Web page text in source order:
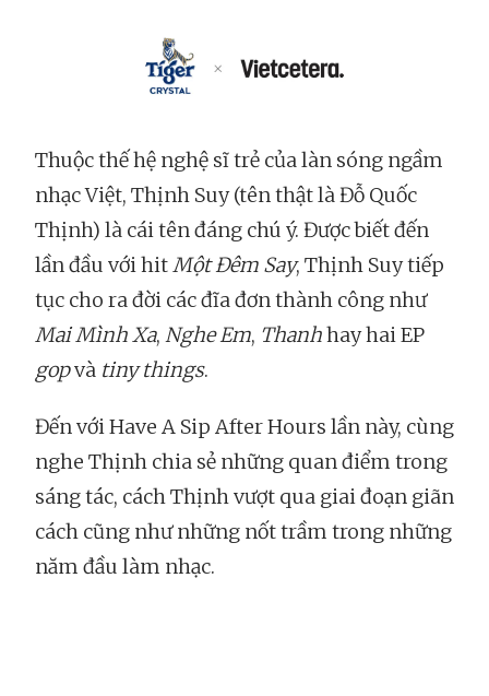
Thuộc thế hệ nghệ sĩ trẻ của làn sóng ngầm
nhạc Việt, Thịnh Suy (tên thật là Đỗ Quốc
Thịnh) là cái tên đáng chú ý. Được biết đến
lần đầu với hitMột Đêm Say, Thịnh Suy tiếp
tục cho ra đời các đĩa đơn thành công như
Mai Mình Xa, Nghe Em, Thanhhay hai EP
gopvà tiny things.
Đến với Have A Sip After Hours lần này, cùng
nghe Thịnh chia sẻ những quan điểm trong
sáng tác, cách Thịnh vượt qua giai đoạn giãn
cách cũng như những nốt trầm trong những
năm đầu làm nhạc.